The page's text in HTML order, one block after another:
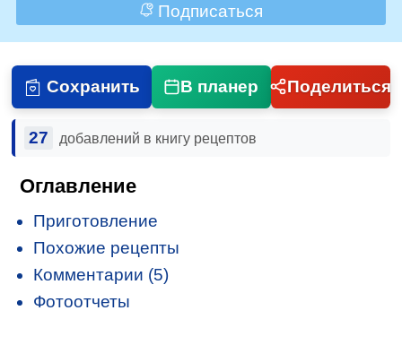
Подписаться
Сохранить В планер Поделиться
27 добавлений в книгу рецептов
Оглавление
Приготовление
Похожие рецепты
Комментарии (5)
Фотоотчеты